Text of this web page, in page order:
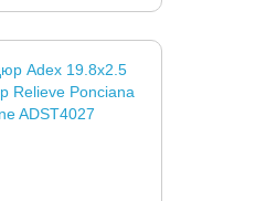
Adex 19.8x2.5
Relieve Ponciana
ADST4027